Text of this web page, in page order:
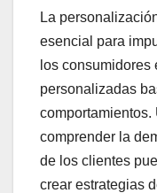
La
esencial para
los
personalizadas
comprender la
de los clientes
crear estrategias